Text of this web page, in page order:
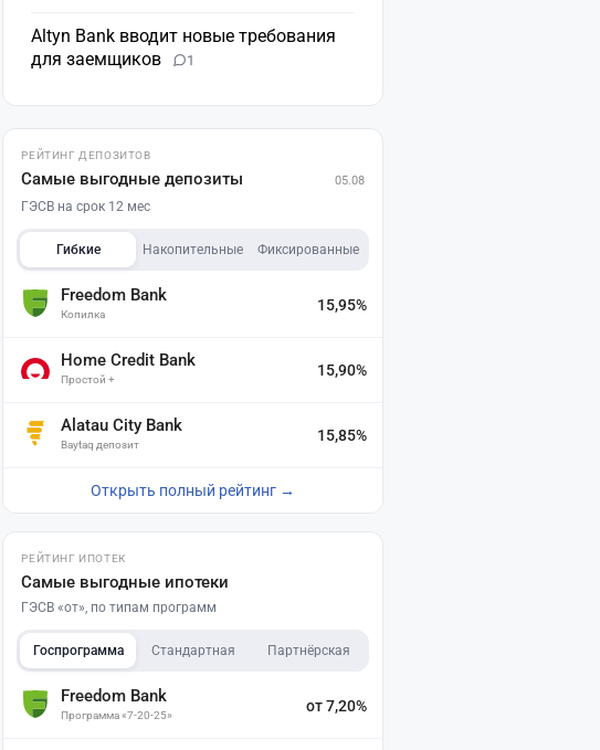
Altyn Bank вводит новые требования
для заемщиков
1
РЕЙТИНГ ДЕПОЗИТОВ
Самые выгодные депозиты 05.08
ГЭСВ на срок 12 мес
Гибкие Накопительные Фиксированные
Freedom Bank
Копилка
15,95%
Home Credit Bank
Простой +
15,90%
Alatau City Bank
Baytaq депозит
15,85%
Открыть полный рейтинг →
РЕЙТИНГ ИПОТЕК
Самые выгодные ипотеки
ГЭСВ «от», по типам программ
Госпрограмма Стандартная Партнёрская
Freedom Bank
Программа «7-20-25»
от 7,20%